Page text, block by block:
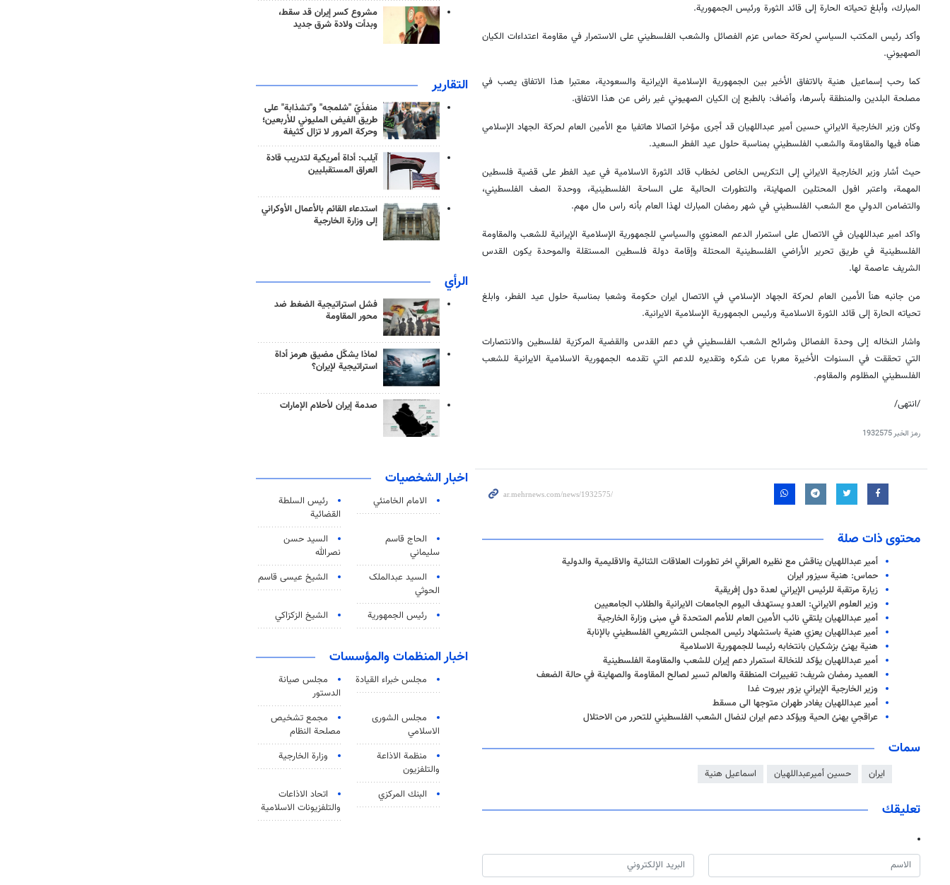
المبارك، وأبلغ تحياته الحارة إلى قائد الثورة ورئيس الجمهورية.
وأكد رئيس المكتب السياسي لحركة حماس عزم الفصائل والشعب الفلسطيني على الاستمرار في مقاومة اعتداءات الكيان
الصهيوني.
كما رحب إسماعيل هنية بالاتفاق الأخير بين الجمهورية الإسلامية الإيرانية والسعودية، معتبرا هذا الاتفاق يصب في
مصلحة البلدين والمنطقة بأسرها، وأضاف: بالطبع إن الكيان الصهيوني غير راض عن هذا الاتفاق.
وكان وزير الخارجية الايراني حسين أمير عبداللهيان قد أجرى مؤخرا اتصالا هاتفيا مع الأمين العام لحركة الجهاد الإسلامي
هنأه فيها والمقاومة والشعب الفلسطيني بمناسبة حلول عيد الفطر السعيد.
حيث أشار وزير الخارجية الايراني إلى التكريس الخاص لخطاب قائد الثورة الاسلامية في عيد الفطر على قضية فلسطين
المهمة، واعتبر افول المحتلين الصهاينة، والتطورات الحالية على الساحة الفلسطينية، ووحدة الصف الفلسطيني،
والتضامن الدولي مع الشعب الفلسطيني في شهر رمضان المبارك لهذا العام بأنه راس مال مهم.
واكد امير عبداللهيان في الاتصال على استمرار الدعم المعنوي والسياسي للجمهورية الإسلامية الإيرانية للشعب والمقاومة
الفلسطينية في طريق تحرير الأراضي الفلسطينية المحتلة وإقامة دولة فلسطين المستقلة والموحدة يكون القدس
الشريف عاصمة لها.
من جانبه هنأ الأمين العام لحركة الجهاد الإسلامي في الاتصال ايران حكومة وشعبا بمناسبة حلول عيد الفطر، وابلغ
تحياته الحارة إلى قائد الثورة الاسلامية ورئيس الجمهورية الإسلامية الايرانية.
واشار النخاله إلى وحدة الفصائل وشرائح الشعب الفلسطيني في دعم القدس والقضية المركزية لفلسطين والانتصارات
التي تحققت في السنوات الأخيرة معربا عن شكره وتقديره للدعم التي تقدمه الجمهورية الاسلامية الايرانية للشعب
الفلسطيني المظلوم والمقاوم.
/انتهی/
رمز الخبر1932575
محتوى ذات صلة
أمير عبداللهيان يناقش مع نظيره العراقي اخر تطورات العلاقات الثنائية والاقليمية والدولية
حماس: هنية سيزور ايران
زيارة مرتقبة للرئيس الإيراني لعدة دول إفريقية
وزير العلوم الايراني: العدو يستهدف اليوم الجامعات الايرانية والطلاب الجامعيين
أمير عبداللهيان يلتقي نائب الأمين العام للأمم المتحدة في مبنى وزارة الخارجية
أمير عبداللهيان یعزي هنية باستشهاد رئيس المجلس التشريعي الفلسطيني بالإنابة
هنية يهنئ بزشكيان بانتخابه رئيسا للجمهورية الاسلامية
أمير عبداللهيان يؤكد للنخالة استمرار دعم إيران للشعب والمقاومة الفلسطينية
العميد رمضان شريف: تغییرات المنطقة والعالم تسیر لصالح المقاومة والصهاينة في حالة الضعف
وزير الخارجية الإيراني يزور بيروت غدا
أمير عبداللهيان يغادر طهران متوجها الى مسقط
عراقجي يهنئ الحية ويؤكد دعم ايران لنضال الشعب الفلسطيني للتحرر من الاحتلال
سمات
ايران حسين أميرعبداللهيان اسماعيل هنية
تعليقك
مشروع كسر إيران قد سقط،
وبدأت ولادة شرق جديد
التقارير
منفذَيّ "شلمجه" و"تشذابة" على
طريق الفيض المليوني للأربعين؛
وحركة المرور لا تزال كثيفة
آيلب: أداة أمريكية لتدريب قادة
العراق المستقبليين
استدعاء القائم بالأعمال الأوكراني
إلى وزارة الخارجية
الرأي
فشل استراتيجية الضغط ضد
محور المقاومة
لماذا يشكّل مضيق هرمز أداة
استراتيجية لإيران؟
صدمة إيران لأحلام الإمارات
اخبار الشخصيات
الامام الخامنئي
رئیس السلطة
القضائیة
الحاج قاسم
سليماني
السيد حسن
نصرالله
السید عبدالملک
الحوثي
الشيخ عيسى قاسم
رئيس الجمهورية الشيخ الزكزاكي
اخبار المنظمات والمؤسسات
مجلس خبراء القيادة
مجلس صيانة
الدستور
مجلس الشورى
الاسلامي
مجمع تشخيص
مصلحة النظام
منظمة الاذاعة
والتلفزیون
وزارة الخارجية
البنك المركزي
اتحاد الاذاعات
والتلفزيونات الاسلامية